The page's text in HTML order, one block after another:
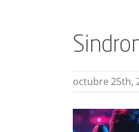
octubre 25th,